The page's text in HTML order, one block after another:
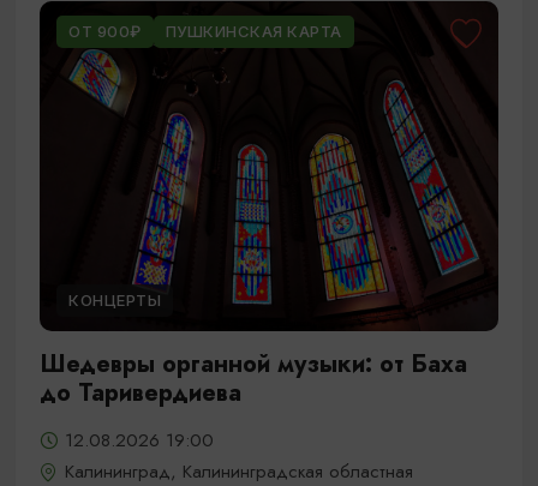
ОТ 900₽ ПУШКИНСКАЯ КАРТА
КОНЦЕРТЫ
Шедевры органной музыки: от Баха
до Таривердиева
12.08.2026 19:00
Калининград, Калининградская областная